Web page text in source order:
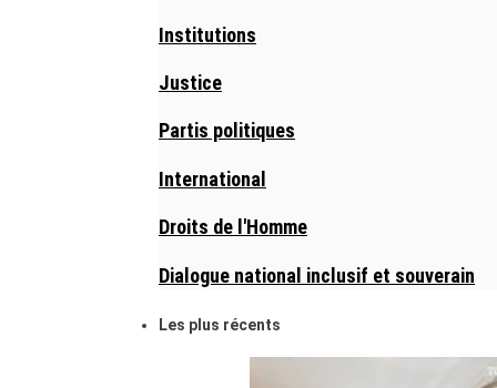
Institutions
Justice
Partis politiques
International
Droits de l'Homme
Dialogue national inclusif et souverain
Les plus récents